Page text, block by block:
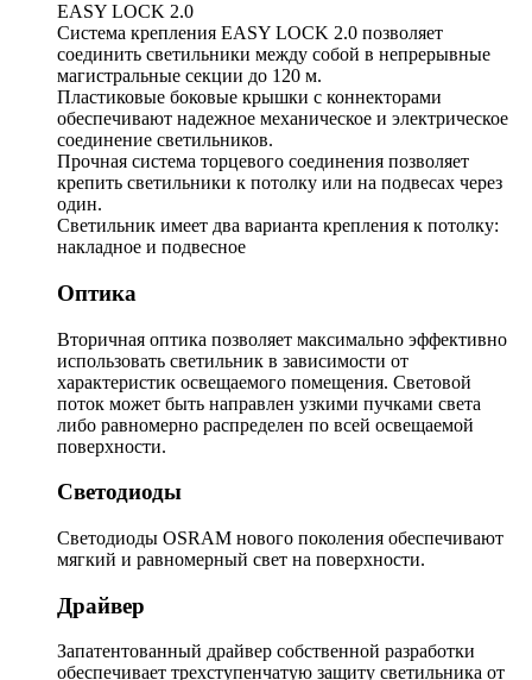
EASY LOCK 2.0
Система крепления EASY LOCK 2.0 позволяет
соединить светильники между собой в непрерывные
магистральные секции до 120 м.
Пластиковые боковые крышки с коннекторами
обеспечивают надежное механическое и электрическое
соединение светильников.
Прочная система торцевого соединения позволяет
крепить светильники к потолку или на подвесах через
один.
Светильник имеет два варианта крепления к потолку:
накладное и подвесное
Оптика
Вторичная оптика позволяет максимально эффективно
использовать светильник в зависимости от
характеристик освещаемого помещения. Световой
поток может быть направлен узкими пучками света
либо равномерно распределен по всей освещаемой
поверхности.
Светодиоды
Светодиоды OSRAM нового поколения обеспечивают
мягкий и равномерный свет на поверхности.
Драйвер
Запатентованный драйвер собственной разработки
обеспечивает трехступенчатую защиту светильника от